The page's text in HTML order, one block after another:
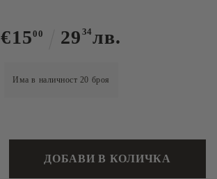
€1500 29 34лв.
Има в наличност 20 броя